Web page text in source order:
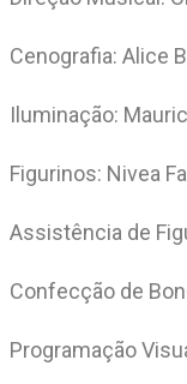
Cenografia: Alice
Iluminação:
Figurinos: Nivea
Assistência de
Confecção de
Programação